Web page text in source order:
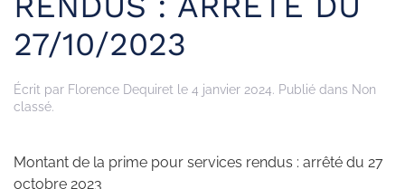
27/10/2023
Écrit par Florence Dequiret le 4 janvier 2024. Publié dans Non
classé.
Montant de la prime pour services rendus : arrêté du 27
octobre 2023